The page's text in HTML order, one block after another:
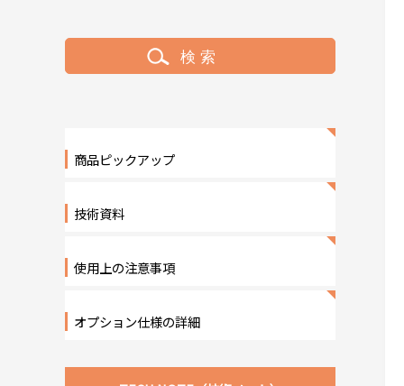
商品ピックアップ
技術資料
使用上の注意事項
オプション仕様の詳細